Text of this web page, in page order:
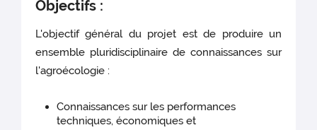
Objectifs :
L'objectif général du projet est de produire un
ensemble pluridisciplinaire de connaissances sur
l'agroécologie :
Connaissances sur les performances
techniques, économiques et